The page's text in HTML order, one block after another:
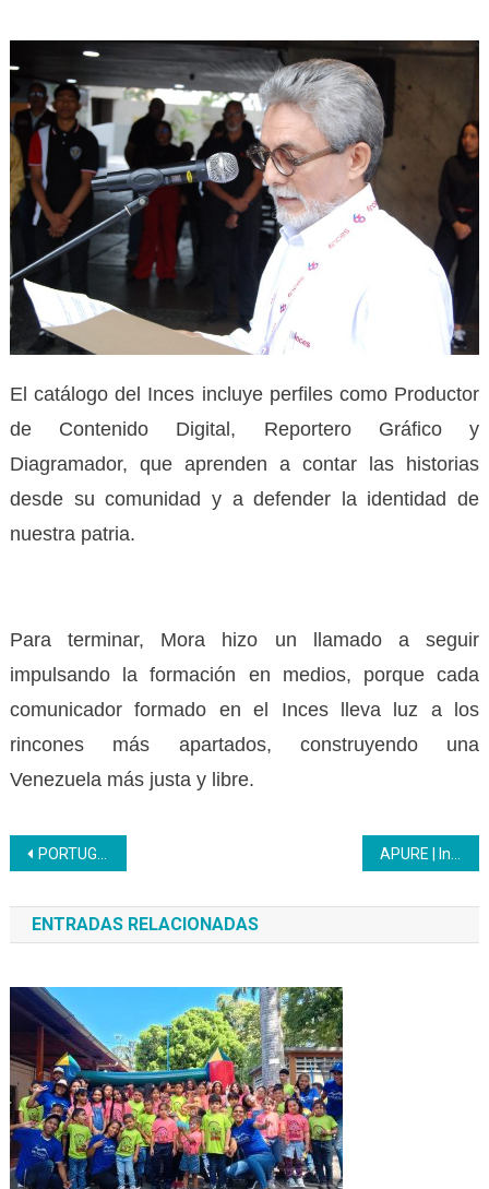
El catálogo del Inces incluye perfiles como Productor
de Contenido Digital, Reportero Gráfico y
Diagramador, que aprenden a contar las historias
desde su comunidad y a defender la identidad de
nuestra patria.
Para terminar, Mora hizo un llamado a seguir
impulsando la formación en medios, porque cada
comunicador formado en el Inces lleva luz a los
rincones más apartados, construyendo una
Venezuela más justa y libre.
Navegación
de
entradas
PORTUGUESA | Inces inaugura moderno laboratorio de informática para fortalecer el Programa Nacional de Aprendizaje APURE | Inces entregó certificados durante la Décima Graduación Conjunta
ENTRADAS RELACIONADAS